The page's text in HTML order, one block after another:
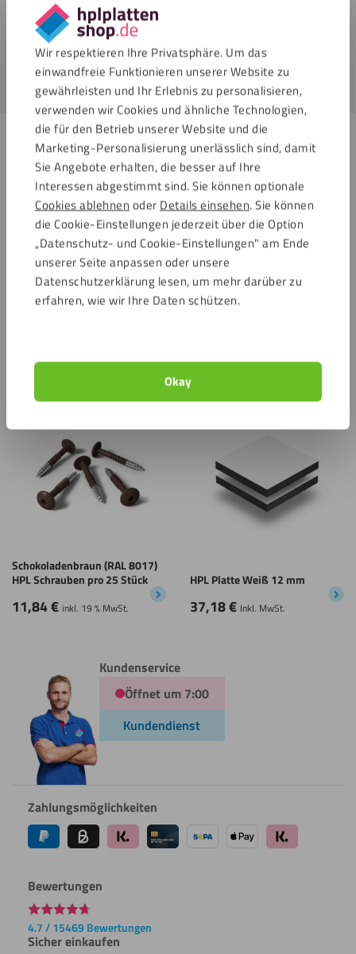
Wir respektieren Ihre Privatsphäre. Um das
einwandfreie Funktionieren unserer Website zu
gewährleisten und Ihr Erlebnis zu personalisieren,
verwenden wir Cookies und ähnliche Technologien,
die für den Betrieb unserer Website und die
Marketing-Personalisierung unerlässlich sind, damit
Sie Angebote erhalten, die besser auf Ihre
Interessen abgestimmt sind. Sie können optionale
Cookies ablehnen oder Details einsehen. Sie können
die Cookie-Einstellungen jederzeit über die Option
„Datenschutz- und Cookie-Einstellungen" am Ende
unserer Seite anpassen oder unsere
Datenschutzerklärung lesen, um mehr darüber zu
erfahren, wie wir Ihre Daten schützen.
Okay
Anzahl: 25 Stück
Empfohlener Durchmesser des Bohrlochs: 8 mm
Ähnliche Produkte
Speichern Speichern
11,84
Schokoladenbraun (RAL 8017)
HPL Schrauben pro 25 Stück
11,84€ inkl. 19 % MwSt.
HPL Platte Weiß 12 mm
37,18€ Inkl. MwSt.
Kundenservice
Öffnet um 7:00
Kundendienst
Zahlungsmöglichkeiten
Bewertungen
4.7 / 15469 Bewertungen
Sicher einkaufen